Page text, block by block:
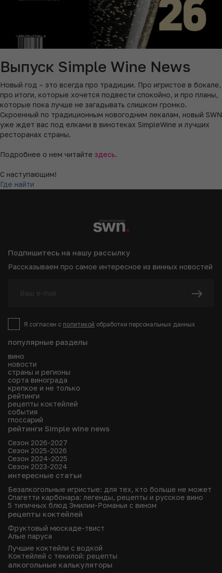
Выпуск Simple Wine News
Новый год – это всегда про традиции. Про игристое в бокале,
про итоги, которые хочется подвести спокойно, и про планы,
которые пока лучше не загадывать слишком громко.
Скроенный по традиционным новогодним лекалам, новый SWN
уже ждет вас под елками в винотеках SimpleWine и лучших
ресторанах страны.
Подробнее о нем читайте здесь.
С наступающим!
Где найти
популярные разделы
вино
новости
страны и регионы
сорта винограда
крепкое и не только
рейтинги
рецепты коктейлей
события
глоссарий
рейтинги Simple wine news
Сезон 2026-2027
Сезон 2025-2026
Сезон 2024-2025
Сезон 2023-2024
интересные статьи
Безалкогольные игристые: для тех, кто больше не может
Спагетти карбонара: легенды, рецепты и русское вино
5 типичных блюд Эмилии-Романьи с вином
рецепты коктейлей
Фруктовый мюскаде-твист
Алые паруса
Лучшие коктейли с водкой
Коктейлей с текилой: рецепты
алкогольные калькуляторы
Подпишитесь на нашу рассылку
Рассказываем про самое интересное из винных новостей
Я согласен с политикой обработки персональных данных